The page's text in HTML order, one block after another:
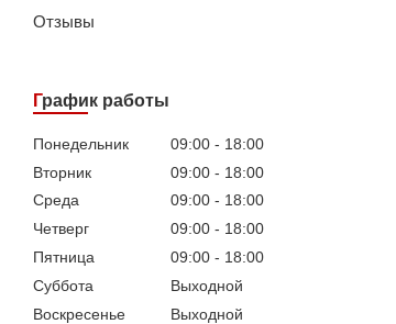
Отзывы
График работы
Понедельник 09:00
18:00
Вторник
09:00
18:00
Среда
09:00
18:00
Четверг
09:00
18:00
Пятница
09:00
18:00
Суббота
Выходной
Воскресенье
Выходной